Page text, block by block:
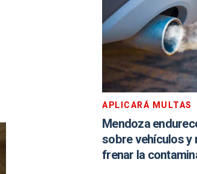
APLICARÁ MULTAS
Mendoza
sobre vehículos y
frenar la